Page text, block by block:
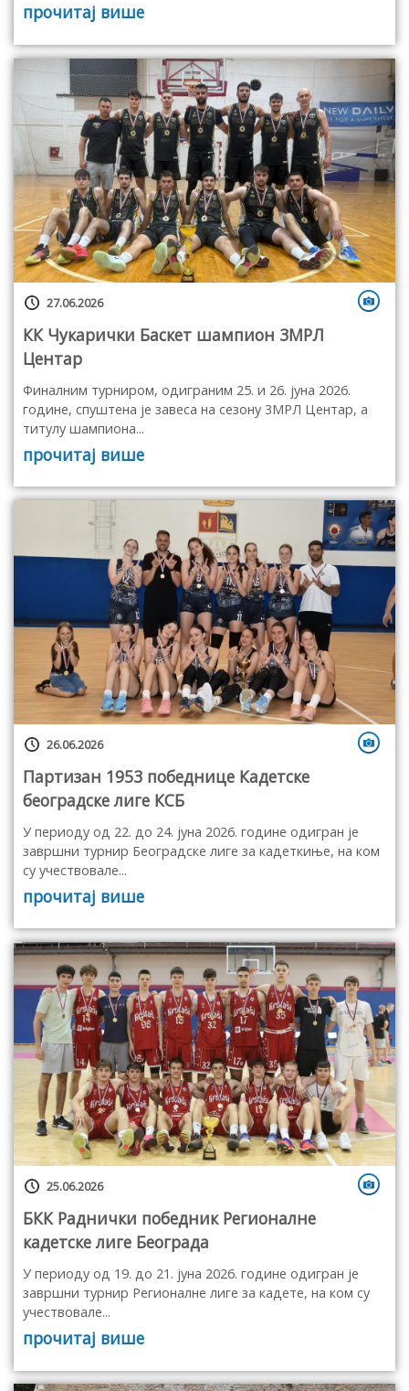
прочитај више
27.06.2026
КК Чукарички Баскет шампион 3МРЛ
Центар
Финалним турниром, одиграним 25. и 26. јуна 2026.
године, спуштена је завеса на сезону 3МРЛ Центар, а
титулу шампиона...
прочитај више
26.06.2026
Партизан 1953 победнице Кадетске
београдске лиге КСБ
У периоду од 22. до 24. јуна 2026. године одигран је
завршни турнир Београдске лиге за кадеткиње, на ком
су учествовале...
прочитај више
25.06.2026
БКК Раднички победник Регионалне
кадетске лиге Београда
У периоду од 19. до 21. јуна 2026. године одигран је
завршни турнир Регионалне лиге за кадете, на ком су
учествовале...
прочитај више